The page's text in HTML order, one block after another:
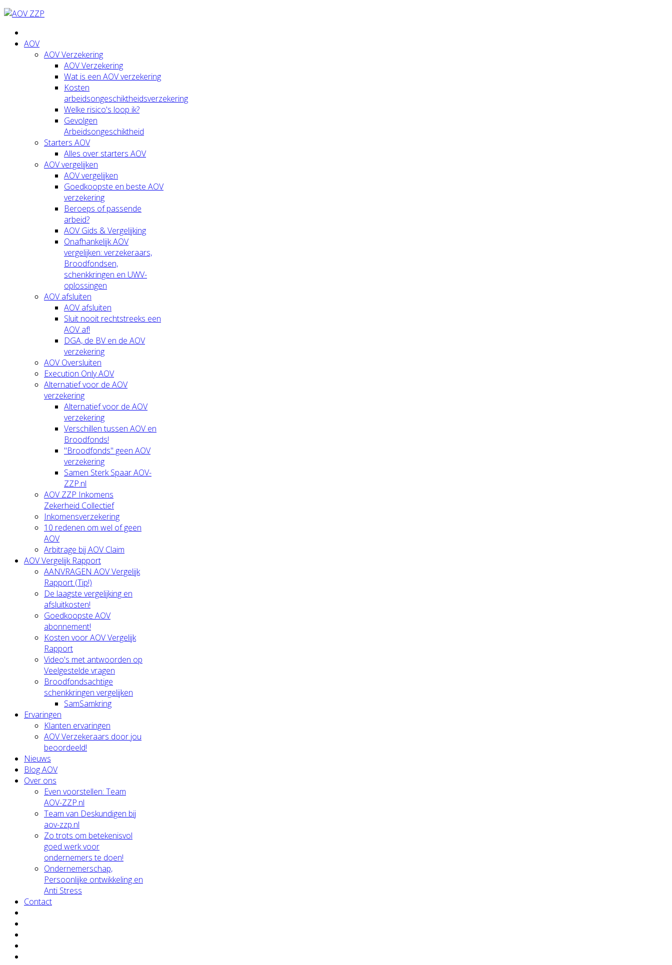
AOV
AOV Verzekering
AOV Verzekering
Wat is een AOV verzekering
Kosten
arbeidsongeschiktheidsverzekering
Welke risico's loop ik?
Gevolgen
Arbeidsongeschiktheid
Starters AOV
Alles over starters AOV
AOV vergelijken
AOV vergelijken
Goedkoopste en beste AOV
verzekering
Beroeps of passende
arbeid?
AOV Gids & Vergelijking
Onafhankelijk AOV
vergelijken: verzekeraars,
Broodfondsen,
schenkkringen en UWV-
oplossingen
AOV afsluiten
AOV afsluiten
Sluit nooit rechtstreeks een
AOV af!
DGA, de BV en de AOV
verzekering
AOV Oversluiten
Execution Only AOV
Alternatief voor de AOV
verzekering
Alternatief voor de AOV
verzekering
Verschillen tussen AOV en
Broodfonds!
"Broodfonds" geen AOV
verzekering
Samen Sterk Spaar AOV-
ZZP.nl
AOV ZZP Inkomens
Zekerheid Collectief
Inkomensverzekering
10 redenen om wel of geen
AOV
Arbitrage bij AOV Claim
AOV Vergelijk Rapport
AANVRAGEN AOV Vergelijk
Rapport (Tip!)
De laagste vergelijking en
afsluitkosten!
Goedkoopste AOV
abonnement!
Kosten voor AOV Vergelijk
Rapport
Video's met antwoorden op
Veelgestelde vragen
Broodfondsachtige
schenkkringen vergelijken
SamSamkring
Ervaringen
Klanten ervaringen
AOV Verzekeraars door jou
beoordeeld!
Nieuws
Blog AOV
Over ons
Even voorstellen: Team
AOV-ZZP.nl
Team van Deskundigen bij
aov-zzp.nl
Zo trots om betekenisvol
goed werk voor
ondernemers te doen!
Ondernemerschap,
Persoonlijke ontwikkeling en
Anti Stress
Contact